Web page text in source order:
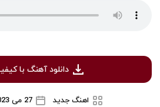
دانلود آهنگ با
اهنگ جدید 27 می 2023